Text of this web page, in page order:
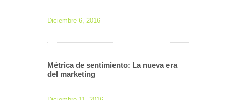
Diciembre 6, 2016
Métrica de sentimiento: La nueva era
del marketing